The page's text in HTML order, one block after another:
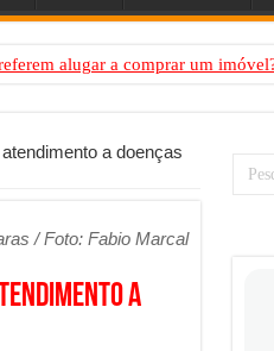
alugar a comprar um
Porto Seguro, Bahia
o Bloqueio e o Que Muda
tarólogas a faturarem mais de R$
a doenças
/ Foto: Fabio Marcal
a